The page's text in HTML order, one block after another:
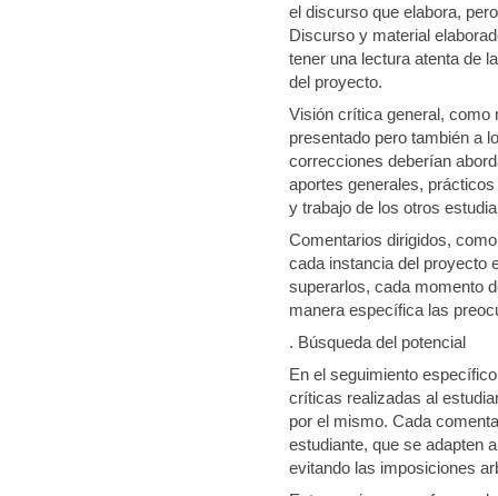
el discurso que elabora,
Discurso y material
tener una lectura atenta de
del proyecto.
Visión crítica general, como
presentado pero también a
correcciones deberían
aportes generales,
y trabajo de los otros
Comentarios dirigidos,
cada instancia del proyecto
superarlos, cada momento
manera específica las
. Búsqueda del potencial
En el seguimiento
críticas realizadas al
por el mismo. Cada
estudiante, que se adapten
evitando las imposiciones